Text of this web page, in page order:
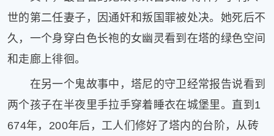
世的第二任妻子，因通奸和叛国罪被处决。她死后不
久，一个身穿白色长袍的女幽灵看到在塔的绿色空间
和走廊上徘徊。
在另一个鬼故事中，塔尼的守卫经常报告说看到
两个孩子在半夜里手拉手穿着睡衣在城堡里。直到1
674年，200年后，工人们修好了塔内的台阶，从砖